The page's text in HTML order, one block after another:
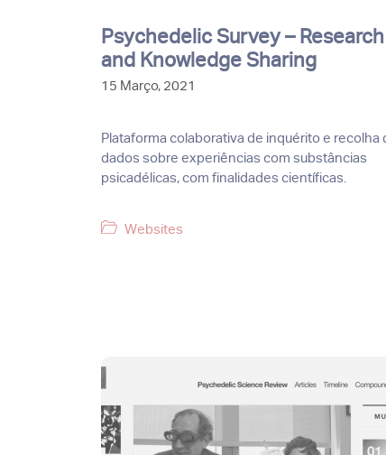
Psychedelic Survey – Research
and Knowledge Sharing
15 Março, 2021
Plataforma colaborativa de inquérito e recolha
dados sobre experiências com substâncias
psicadélicas, com finalidades científicas.
Categorias
Websites